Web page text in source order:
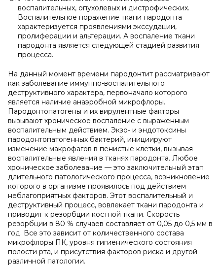
воспалительных, опухолевых и дистрофических.
Воспалительное поражение ткани пародонта
характеризуется проявлениями экссудации,
пролиферации и альтерации. А воспаление ткани
пародонта является следующей стадией развития
процесса.
На данный момент времени пародонтит рассматривают
как заболевание иммунно-воспалительного
деструктивного характера, первоначало которого
является наличие анаэробной микрофлоры.
Пародонтопатогены и их вирулентные факторы
вызывают хроническое воспаление с выраженным
воспалительным действием. Экзо- и эндотоксины
пародонтопатогенных бактерий, инициируют
изменение макрофагов в пенистые клетки, вызывая
воспалительные явления в тканях пародонта. Любое
хроническое заболевание — это заключительный этап
длительного патологического процесса, возникновение
которого в организме проявилось под действием
неблагоприятных факторов. Этот воспалительный и
деструктивный процесс, вовлекает ткани пародонта и
приводит к резорбции костной ткани. Скорость
резорбции в 80 % случаев составляет от 0,05 до 0,5 мм в
год. Все это зависит от количественного состава
микрофлоры ПК, уровня гигиенического состояния
полости рта, и присутствия факторов риска и другой
различной патологии.